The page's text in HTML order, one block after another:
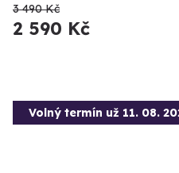
3 490 Kč
2 590 Kč
Volný termín už 11. 08.